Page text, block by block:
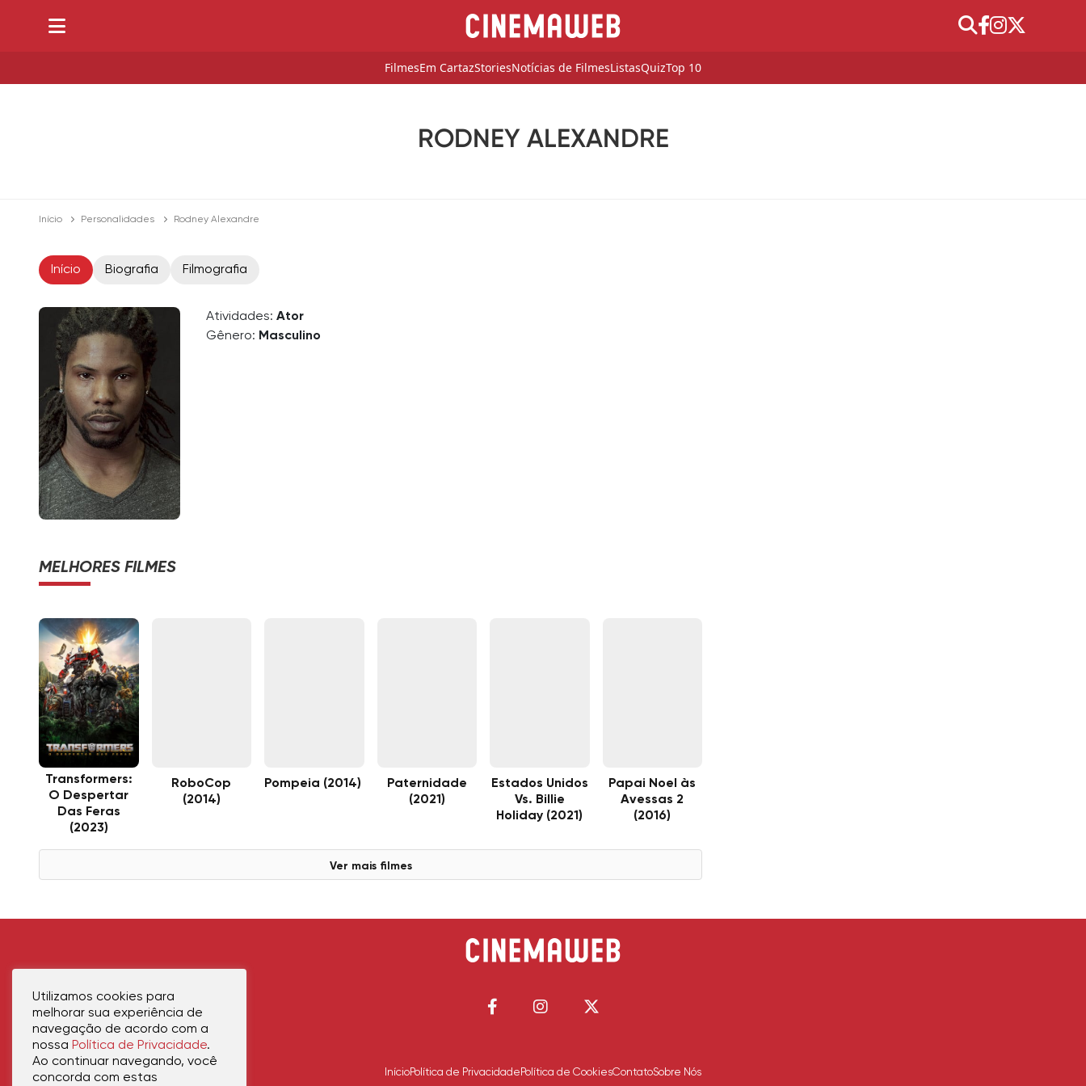
FilmesEm CartazStoriesNotícias de FilmesListasQuizTop 10
RODNEY ALEXANDRE
Início Personalidades Rodney Alexandre
Início Biografia Filmografia
Atividades: Ator
Gênero: Masculino
MELHORES FILMES
Transformers:
O Despertar
Das Feras
(2023)
RoboCop
(2014)
Pompeia (2014)
Paternidade
(2021)
Estados Unidos
Vs. Billie
Holiday (2021)
Papai Noel às
Avessas 2
(2016)
Ver mais filmes
InícioPolítica de Privacidade Política de CookiesContatoSobre Nós
Utilizamos cookies para
melhorar sua experiência de
navegação de acordo com a
nossa Política de Privacidade.
Ao continuar navegando, você
concorda com estas